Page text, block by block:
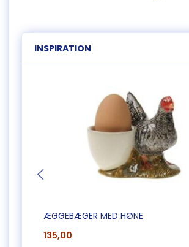
INSPIRATION
ÆGGEBÆGER MED HØNE
135,00